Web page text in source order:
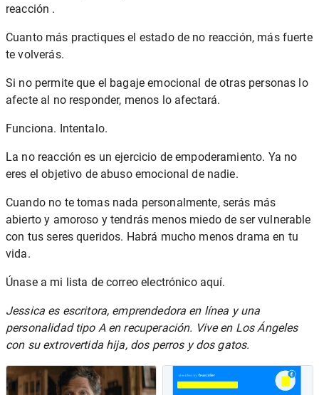
reacción .
Cuanto más practiques el estado de no reacción, más fuerte
te volverás.
Si no permite que el bagaje emocional de otras personas lo
afecte al no responder, menos lo afectará.
Funciona. Intentalo.
La no reacción es un ejercicio de empoderamiento. Ya no
eres el objetivo de abuso emocional de nadie.
Cuando no te tomas nada personalmente, serás más
abierto y amoroso y tendrás menos miedo de ser vulnerable
con tus seres queridos. Habrá mucho menos drama en tu
vida.
Únase a mi lista de correo electrónico aquí.
Jessica es escritora, emprendedora en línea y una
personalidad tipo A en recuperación. Vive en Los Ángeles
con su extrovertida hija, dos perros y dos gatos.